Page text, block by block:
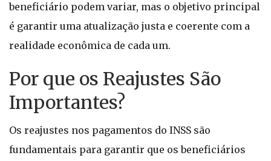
beneficiário podem variar, mas o objetivo principal
é garantir uma atualização justa e coerente com a
realidade econômica de cada um.
Por que os Reajustes São
Importantes?
Os reajustes nos pagamentos do INSS são
fundamentais para garantir que os beneficiários